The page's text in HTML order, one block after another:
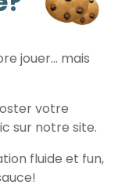
jouer… mais
votre
sur notre site.
fluide et fun,
d'utilisation